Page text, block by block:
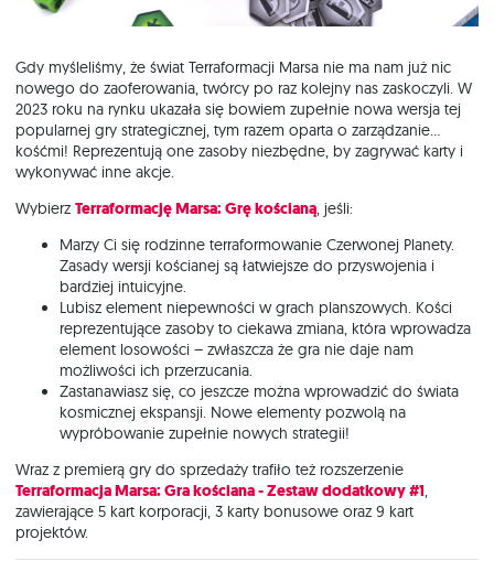
Gdy myśleliśmy, że świat Terraformacji Marsa nie ma nam już nic
nowego do zaoferowania, twórcy po raz kolejny nas zaskoczyli. W
2023 roku na rynku ukazała się bowiem zupełnie nowa wersja tej
popularnej gry strategicznej, tym razem oparta o zarządzanie…
kośćmi! Reprezentują one zasoby niezbędne, by zagrywać karty i
wykonywać inne akcje.
Wybierz Terraformację Marsa: Grę kościaną, jeśli:
Marzy Ci się rodzinne terraformowanie Czerwonej Planety.
Zasady wersji kościanej są łatwiejsze do przyswojenia i
bardziej intuicyjne.
Lubisz element niepewności w grach planszowych. Kości
reprezentujące zasoby to ciekawa zmiana, która wprowadza
element losowości – zwłaszcza że gra nie daje nam
możliwości ich przerzucania.
Zastanawiasz się, co jeszcze można wprowadzić do świata
kosmicznej ekspansji. Nowe elementy pozwolą na
wypróbowanie zupełnie nowych strategii!
Wraz z premierą gry do sprzedaży trafiło też rozszerzenie
Terraformacja Marsa: Gra kościana - Zestaw dodatkowy #1,
zawierające 5 kart korporacji, 3 karty bonusowe oraz 9 kart
projektów.